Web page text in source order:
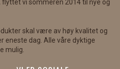
flyttet vi sommeren 2014 til nye og
skal være av høy kvalitet og
eneste dag. Alle våre dyktige
mulig.